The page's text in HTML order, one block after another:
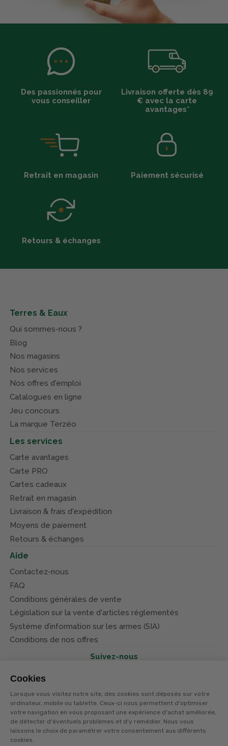
Cookies
Lorsque vous visitez notre site, des cookies sont déposés sur votre
ordinateur, mobile ou tablette. Ceux-ci nous permettent d'optimiser
votre navigation en vous proposant une expérience d'achat améliorée,
de détecter d'éventuels problèmes et d'y remédier. Nous vous
laissons le choix de paramétrer votre consentement aux différents
cookies.
Des passionnés pour
vous conseiller
Livraison offerte dès 89
€ avec la carte
avantages*
Retrait en magasin Paiement sécurisé
Retours & échanges
Terres & Eaux
Qui sommes-nous ?
Blog
Nos magasins
Nos services
Nos offres d'emploi
Catalogues en ligne
Jeu concours
La marque Terzéo
Les services
Carte avantages
Carte PRO
Cartes cadeaux
Retrait en magasin
Livraison & frais d'expédition
Moyens de paiement
Retours & échanges
Aide
Contactez-nous
FAQ
Conditions générales de vente
Législation sur la vente d'articles réglementés
Système d’information sur les armes (SIA)
Conditions de nos offres
Suivez-nous
© Terres et eaux 2026
Politique de confidentialité
Mentions légales
CGV